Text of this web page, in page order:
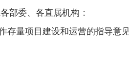
部委、各直属机构：
存量项目建设和运营的指导意